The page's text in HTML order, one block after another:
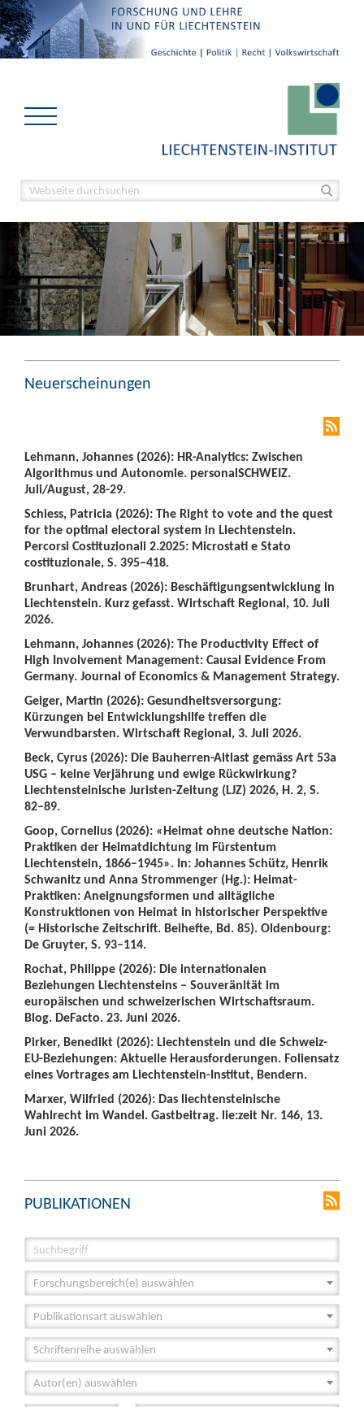
Neuerscheinungen
Lehmann, Johannes (2026): HR-Analytics: Zwischen
Algorithmus und Autonomie. personalSCHWEIZ.
Juli/August, 28-29.
Schiess, Patricia (2026): The Right to vote and the quest
for the optimal electoral system in Liechtenstein.
Percorsi Costituzionali 2.2025: Microstati e Stato
costituzionale, S. 395–418.
Brunhart, Andreas (2026): Beschäftigungsentwicklung in
Liechtenstein. Kurz gefasst. Wirtschaft Regional, 10. Juli
2026.
Lehmann, Johannes (2026): The Productivity Effect of
High Involvement Management: Causal Evidence From
Germany. Journal of Economics & Management Strategy.
Geiger, Martin (2026): Gesundheitsversorgung:
Kürzungen bei Entwicklungshilfe treffen die
Verwundbarsten. Wirtschaft Regional, 3. Juli 2026.
Beck, Cyrus (2026): Die Bauherren-Altlast gemäss Art 53a
USG – keine Verjährung und ewige Rückwirkung?
Liechtensteinische Juristen-Zeitung (LJZ) 2026, H. 2, S.
82–89.
Goop, Cornelius (2026): «Heimat ohne deutsche Nation:
Praktiken der Heimatdichtung im Fürstentum
Liechtenstein, 1866–1945». In: Johannes Schütz, Henrik
Schwanitz und Anna Strommenger (Hg.): Heimat-
Praktiken: Aneignungsformen und alltägliche
Konstruktionen von Heimat in historischer Perspektive
(= Historische Zeitschrift. Beihefte, Bd. 85). Oldenbourg:
De Gruyter, S. 93–114.
Rochat, Philippe (2026): Die internationalen
Beziehungen Liechtensteins – Souveränität im
europäischen und schweizerischen Wirtschaftsraum.
Blog. DeFacto. 23. Juni 2026.
Pirker, Benedikt (2026): Liechtenstein und die Schweiz-
EU-Beziehungen: Aktuelle Herausforderungen. Foliensatz
eines Vortrages am Liechtenstein-Institut, Bendern.
Marxer, Wilfried (2026): Das liechtensteinische
Wahlrecht im Wandel. Gastbeitrag. lie:zeit Nr. 146, 13.
Juni 2026.
PUBLIKATIONEN
Forschungsbereich(e) auswählen
Publikationsart auswählen
Schriftenreihe auswählen
Autor(en) auswählen